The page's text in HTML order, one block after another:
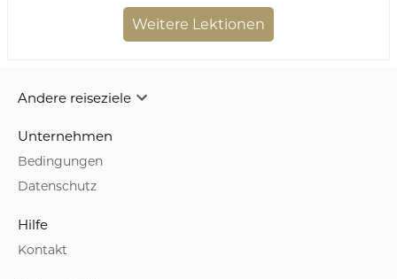
Weitere Lektionen
Andere reiseziele
Unternehmen
Bedingungen
Datenschutz
Hilfe
Kontakt